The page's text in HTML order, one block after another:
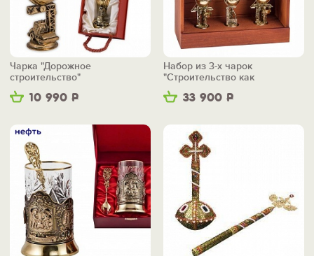
10 990 Р
Чарка "Дорожное
строительство"
33 900 Р
Набор из 3-х чарок
"Строительство как
искусство" в ящике